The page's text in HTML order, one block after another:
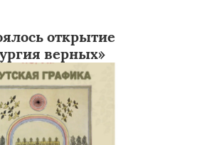
открытие
верных»